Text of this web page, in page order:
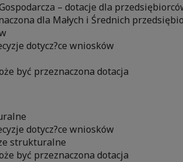
– dotacje dla
dla Małych i Średnich
dotycz?ce wniosków
być przeznaczona dotacja
dotycz?ce wniosków
strukturalne
być przeznaczona dotacja